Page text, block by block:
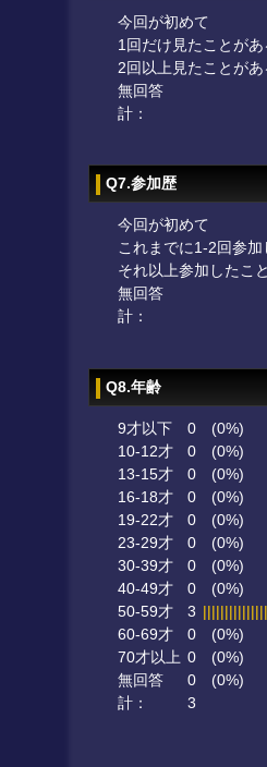
今回が初めて
1回だけ見たことがあ
2回以上見たことがあ
無回答
計：
Q7.参加歴
今回が初めて
これまでに1-2回参
それ以上参加したこ
無回答
計：
Q8.年齢
9才以下 0
(0%)
10-12才
0
(0%)
13-15才
0
(0%)
16-18才
0
(0%)
19-22才
0
(0%)
23-29才
0
(0%)
30-39才
0
(0%)
40-49才
0
(0%)
50-59才
3
60-69才
0
(0%)
70才以上 0
(0%)
無回答
0
(0%)
計：
3